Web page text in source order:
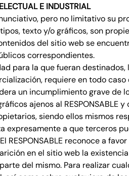
E INDUSTRIAL
pero no limitativo su
texto y/o gráficos, son
del sitio web se
correspondientes.
para la que fueran
requiere en todo caso
un incumplimiento grave
ajenos al RESPONSABLE
siendo ellos mismos
expresamente a que
RESPONSABLE reconoce a
en el sitio web la
del mismo. Para realizar